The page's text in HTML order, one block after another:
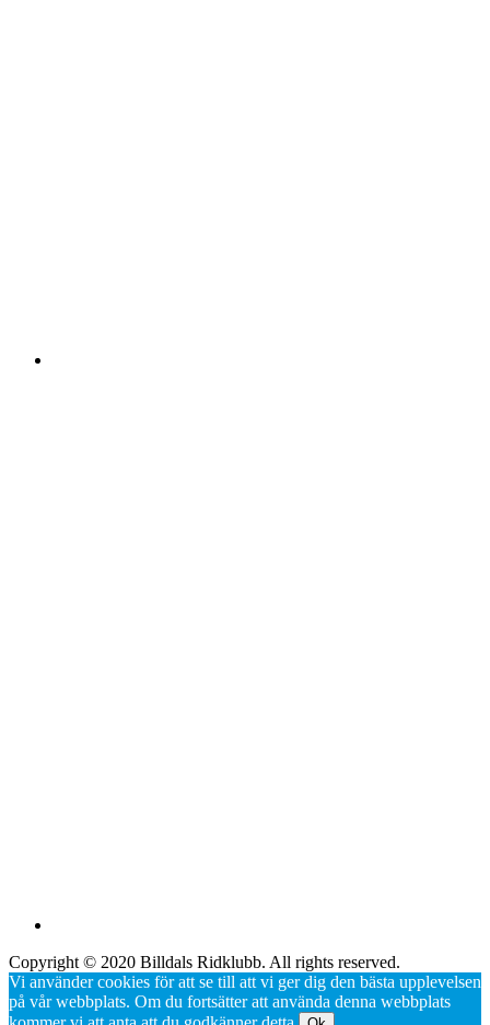
Copyright © 2020 Billdals Ridklubb. All rights reserved.
Vi använder cookies för att se till att vi ger dig den bästa upplevelsen
på vår webbplats. Om du fortsätter att använda denna webbplats